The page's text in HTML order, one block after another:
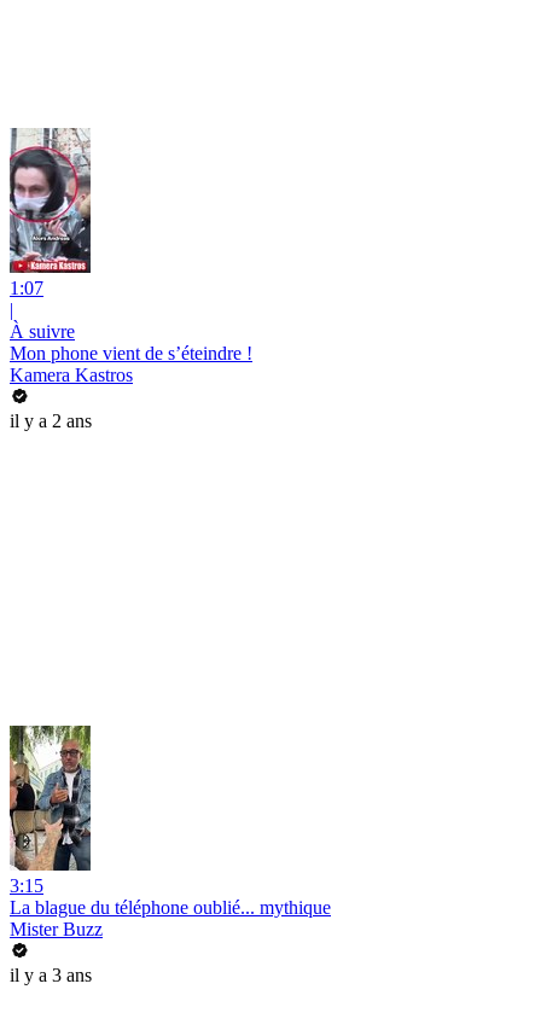
1:07
|
À suivre
Mon phone vient de s’éteindre !
Kamera Kastros
il y a 2 ans
3:15
La blague du téléphone oublié... mythique
Mister Buzz
il y a 3 ans